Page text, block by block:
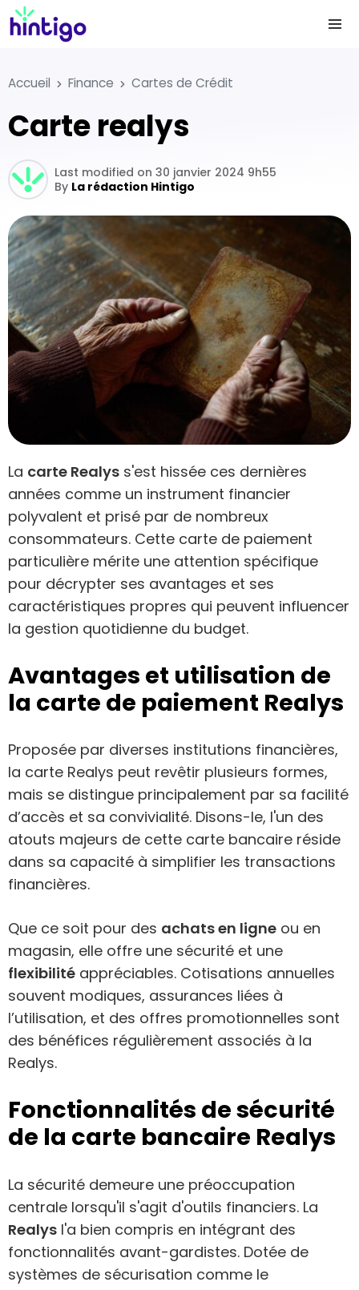
Accueil Finance Cartes de Crédit
carte realys
By La rédaction Hintigo
Last modified on 30 janvier 2024 9h55
La carte Realys s'est hissée ces dernières
années comme un instrument financier
polyvalent et prisé par de nombreux
consommateurs. Cette carte de paiement
particulière mérite une attention spécifique
pour décrypter ses avantages et ses
caractéristiques propres qui peuvent influencer
la gestion quotidienne du budget.
Avantages et utilisation de
la carte de paiement Realys
Proposée par diverses institutions financières,
la carte Realys peut revêtir plusieurs formes,
mais se distingue principalement par sa facilité
d’accès et sa convivialité. Disons-le, l'un des
atouts majeurs de cette carte bancaire réside
dans sa capacité à simplifier les transactions
financières.
Que ce soit pour des achats en ligne ou en
magasin, elle offre une sécurité et une
flexibilité appréciables. Cotisations annuelles
souvent modiques, assurances liées à
l’utilisation, et des offres promotionnelles sont
des bénéfices régulièrement associés à la
Realys.
Fonctionnalités de sécurité
de la carte bancaire Realys
La sécurité demeure une préoccupation
centrale lorsqu'il s'agit d'outils financiers. La
Realys l'a bien compris en intégrant des
fonctionnalités avant-gardistes. Dotée de
systèmes de sécurisation comme le